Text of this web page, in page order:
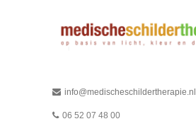
info@medischeschildertherapie.nl
06 52 07 48 00